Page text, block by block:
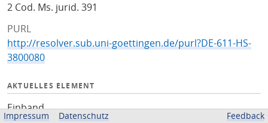
2 Cod. Ms. jurid. 391
PURL
http://resolver.sub.uni-goettingen.de/purl?DE-611-HS-
3800080
AKTUELLES ELEMENT
Einband
Impressum Datenschutz Feedback